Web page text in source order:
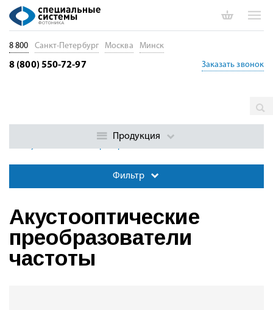
Акустооптика, акустооптические компоненты
Фильтр
Акустооптические
преобразователи
частоты
8 800 Санкт-Петербург Москва Минск
8 (800) 550-72-97 Заказать звонок
Продукция